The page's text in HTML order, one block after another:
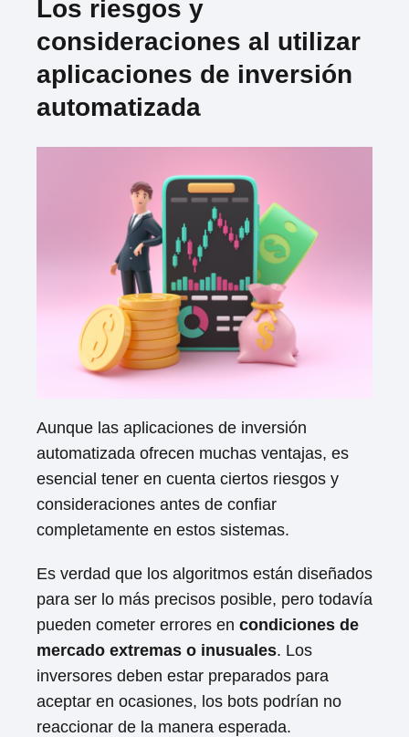
Los riesgos y
consideraciones al utilizar
aplicaciones de inversión
automatizada
Aunque las aplicaciones de inversión
automatizada ofrecen muchas ventajas, es
esencial tener en cuenta ciertos riesgos y
consideraciones antes de confiar
completamente en estos sistemas.
Es verdad que los algoritmos están diseñados
para ser lo más precisos posible, pero todavía
pueden cometer errores en condiciones de
mercado extremas o inusuales. Los
inversores deben estar preparados para
aceptar en ocasiones, los bots podrían no
reaccionar de la manera esperada.